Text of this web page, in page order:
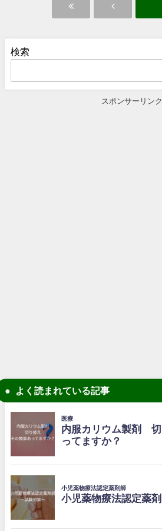
検索
スポンサーリンク
よく読まれている記事